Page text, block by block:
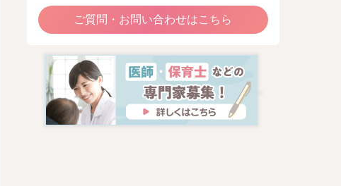
ご質問・お問い合わせはこちら